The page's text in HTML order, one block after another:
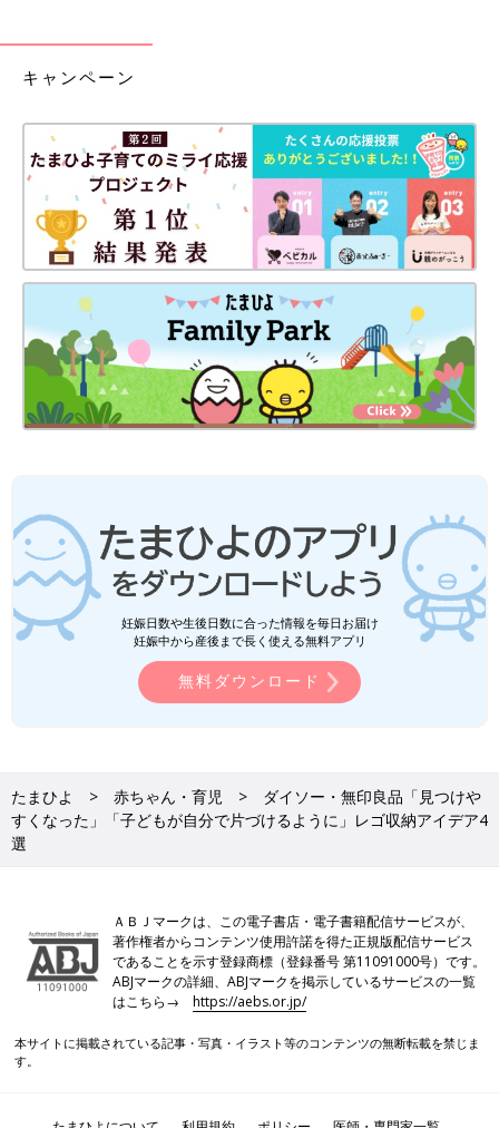
キャンペーン
妊娠日数や生後日数に合った情報を毎日お届け
妊娠中から産後まで長く使える無料アプリ
無料ダウンロード
たまひよ 赤ちゃん・育児
ダイソー・無印良品「見つけや
すくなった」「子どもが自分で片づけるように」レゴ収納アイデア4
選
ＡＢＪマークは、この電子書店・電子書籍配信サービスが、
著作権者からコンテンツ使用許諾を得た正規版配信サービス
であることを示す登録商標（登録番号 第11091000号）です。
ABJマークの詳細、ABJマークを掲示しているサービスの一覧
はこちら→https://aebs.or.jp/
本サイトに掲載されている記事・写真・イラスト等のコンテンツの無断転載を禁じま
す。